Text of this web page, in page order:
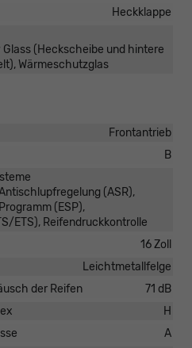
Heckklappe
(Heckscheibe und hintere
Wärmeschutzglas
Frontantrieb
B
(ASR),
(ESP),
ETS), Reifendruckkontrolle
16 Zoll
Leichtmetallfelge
der Reifen
71 dB
H
A